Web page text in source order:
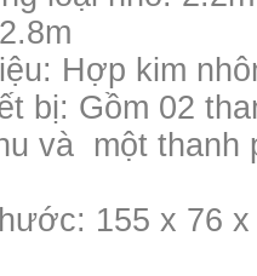
Hợp kim
bị: Gồm 02
và một thanh
155 x 76 x